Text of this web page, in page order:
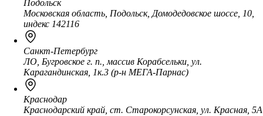
Подольск
Московская область, Подольск, Домодедовское шоссе, 10,
индекс 142116
Санкт-Петербург
ЛО, Бугровское г. п., массив Корабсельки, ул.
Карагандинская, 1к.3 (р-н МЕГА-Парнас)
Краснодар
Краснодарский край, ст. Старокорсунская, ул. Красная, 5А